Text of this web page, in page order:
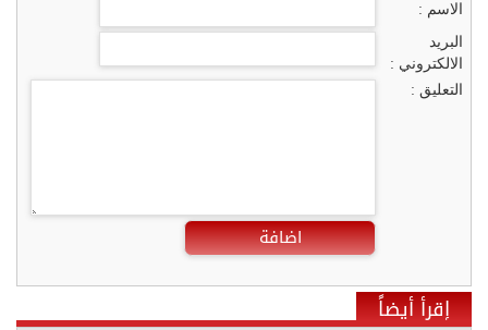
الاسم :
البريد
الالكتروني :
التعليق :
اضافة
إقرأ أيضاً